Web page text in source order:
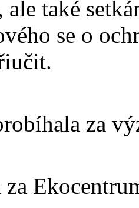
ale také
se o
za
za